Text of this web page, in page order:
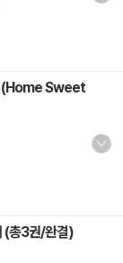
(Home Sweet
(총3권/완결)